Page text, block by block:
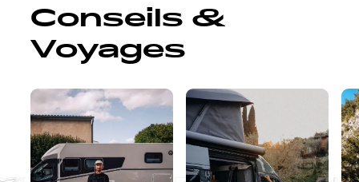
Conseils &
Voyages